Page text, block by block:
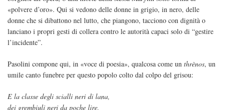
«polvere d’oro». Qui si vedono delle donne in grigio, in nero, delle
donne che si dibattono nel lutto, che piangono, tacciono con dignità o
lanciano i propri gesti di collera contro le autorità capaci solo di “gestire
l’incidente”.
Pasolini compone qui, in «voce di poesia», qualcosa come un thrènos, un
umile canto funebre per questo popolo colto dal colpo del grisou:
E la classe degli scialli neri di lana,
dei grembiuli neri da poche lire,